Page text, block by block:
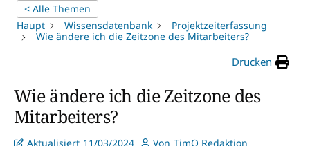
< Alle Themen
Haupt
Wissensdatenbank
Projektzeiterfassung
Wie ändere ich die Zeitzone des Mitarbeiters?
Drucken
Wie ändere ich die Zeitzone des
Mitarbeiters?
Aktualisiert 11/03/2024 Von TimO Redaktion